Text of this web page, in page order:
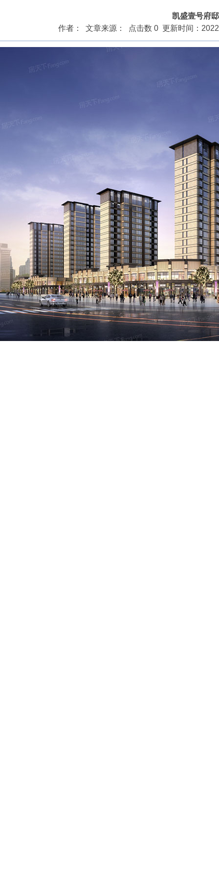
凯盛壹号府邸
作者： 文章来源： 点击数 0 更新时间：